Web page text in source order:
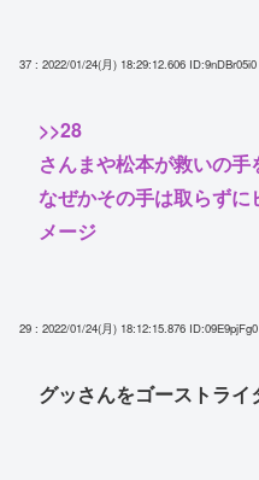
37 : 2022/01/24(月) 18:29:12.606 ID:9nDBr05i0
>>28
さんまや松本が救いの
なぜかその手は取らず
メージ
29 : 2022/01/24(月) 18:12:15.876 ID:09E9pjFg0
グッさんをゴーストラ